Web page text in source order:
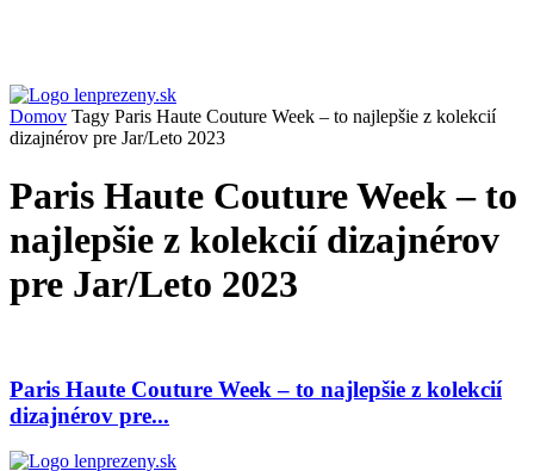
Domov Tagy Paris Haute Couture Week – to najlepšie z kolekcií
dizajnérov pre Jar/Leto 2023
Paris Haute Couture Week – to
najlepšie z kolekcií dizajnérov
pre Jar/Leto 2023
Paris Haute Couture Week – to najlepšie z kolekcií
dizajnérov pre...